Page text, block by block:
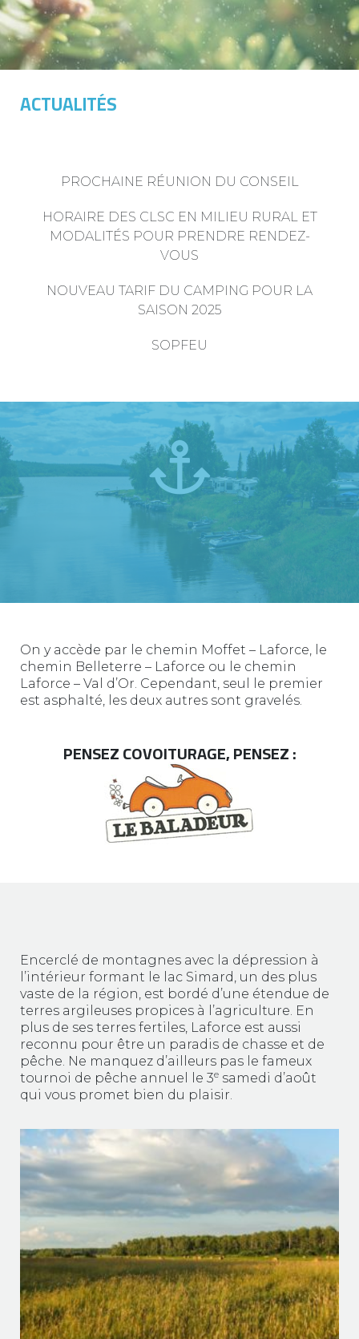
ACTUALITÉS
PROCHAINE RÉUNION DU CONSEIL
HORAIRE DES CLSC EN MILIEU RURAL ET
MODALITÉS POUR PRENDRE RENDEZ-
VOUS
NOUVEAU TARIF DU CAMPING POUR LA
SAISON 2025
SOPFEU
On y accède par le chemin Moffet – Laforce, le
chemin Belleterre – Laforce ou le chemin
Laforce – Val d’Or. Cependant, seul le premier
est asphalté, les deux autres sont gravelés.
PENSEZ COVOITURAGE, PENSEZ :
Encerclé de montagnes avec la dépression à
l’intérieur formant le lac Simard, un des plus
vaste de la région, est bordé d’une étendue de
terres argileuses propices à l’agriculture. En
plus de ses terres fertiles, Laforce est aussi
reconnu pour être un paradis de chasse et de
pêche. Ne manquez d’ailleurs pas le fameux
tournoi de pêche annuel le 3e samedi d’août
qui vous promet bien du plaisir.